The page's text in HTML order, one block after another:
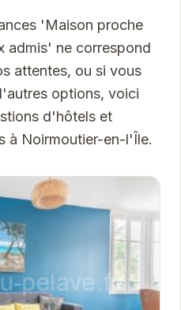
'Maison proche
admis' ne correspond
attentes, ou si vous
options, voici
d'hôtels et
à Noirmoutier-en-l'Île.